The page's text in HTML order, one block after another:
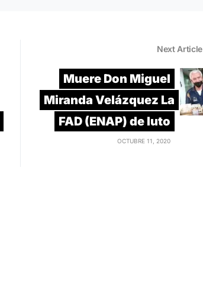
Next Article
Muere Don Miguel
Miranda Velázquez La
FAD (ENAP) de luto
OCTUBRE 11, 2020